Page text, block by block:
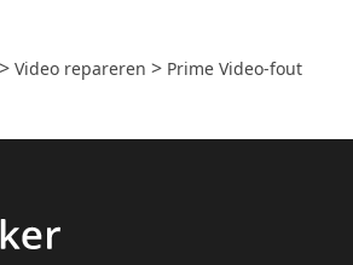
> Video repareren > Prime Video-fout